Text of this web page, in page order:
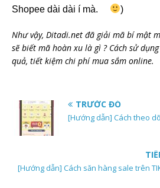
Shopee dài dài í mà.
)
Như vậy, Ditadi.net đã giải mã bí mật
sẽ biết mã hoàn xu là gì ? Cách sử
quả, tiết kiệm chi phí mua sắm online.
TRƯỚC ĐÓ
[Hướng dẫn] Cách theo
[Hướng dẫn] Cách săn hàng sale trên